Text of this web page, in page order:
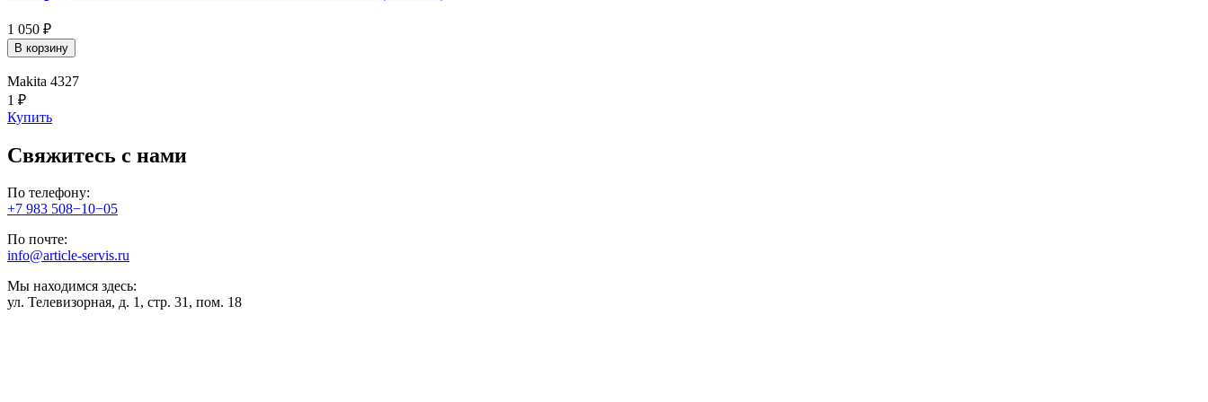
1 050 ₽
В корзину
Makita 4327
1 ₽
Купить
Свяжитесь с нами
По телефону:
+7 983 508−10−05
По почте:
info@article-servis.ru
Мы находимся здесь:
ул. Телевизорная, д. 1, стр. 31, пом. 18